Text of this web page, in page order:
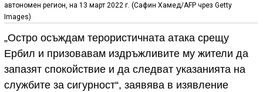
автономен регион, на 13 март 2022 г. (Сафин Хамед/AFP чрез Getty
Images)
„Остро осъждам терористичната атака срещу
Ербил и призовавам издръжливите му жители да
запазят спокойствие и да следват указанията на
службите за сигурност“, заявява в изявление